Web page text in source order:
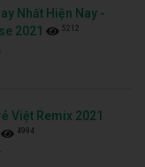
Nhất Hiện Nay -
2021
5212
Việt Remix 2021
4994